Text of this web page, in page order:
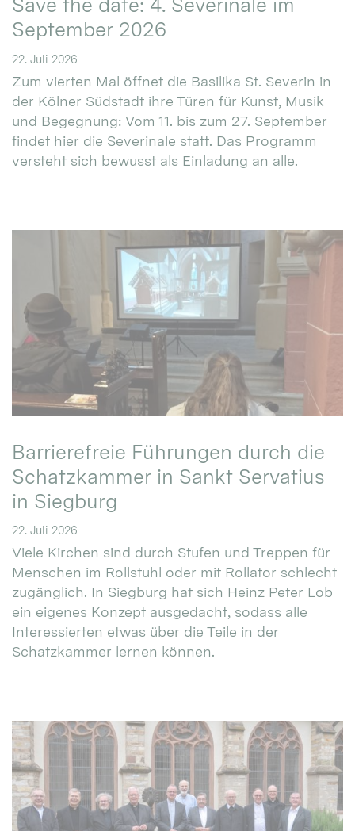
Save the date: 4. Severinale im
September 2026
22. Juli 2026
Zum vierten Mal öffnet die Basilika St. Severin in
der Kölner Südstadt ihre Türen für Kunst, Musik
und Begegnung: Vom 11. bis zum 27. September
findet hier die Severinale statt. Das Programm
versteht sich bewusst als Einladung an alle.
Barrierefreie Führungen durch die
Schatzkammer in Sankt Servatius
in Siegburg
22. Juli 2026
Viele Kirchen sind durch Stufen und Treppen für
Menschen im Rollstuhl oder mit Rollator schlecht
zugänglich. In Siegburg hat sich Heinz Peter Lob
ein eigenes Konzept ausgedacht, sodass alle
Interessierten etwas über die Teile in der
Schatzkammer lernen können.